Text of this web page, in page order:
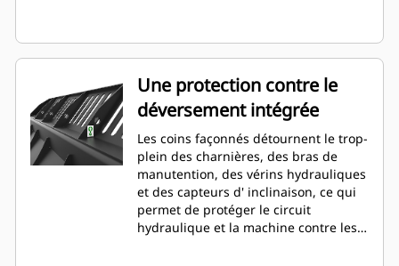
Une protection contre le
déversement intégrée
Les coins façonnés détournent le trop-
plein des charnières, des bras de
manutention, des vérins hydrauliques
et des capteurs d' inclinaison, ce qui
permet de protéger le circuit
hydraulique et la machine contre les